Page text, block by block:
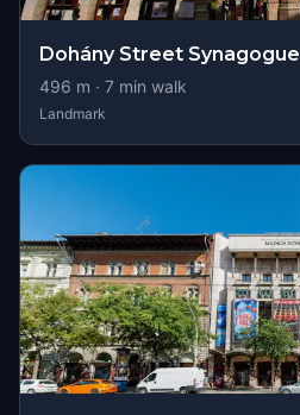
Dohány Street Synagogue
496 m · 7 min walk
Landmark